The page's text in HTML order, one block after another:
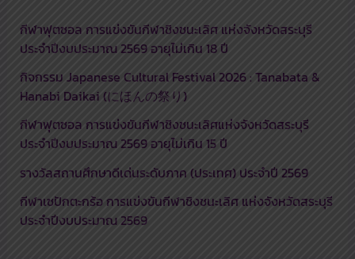
กีฬาฟุตซอล การแข่งขันกีฬาชิงชนะเลิศ แห่งจังหวัดสระบุรี
ประจำปีงบประมาณ 2569 อายุไม่เกิน 18 ปี
กิจกรรม Japanese Cultural Festival 2026 : Tanabata &
Hanabi Daikai (にほんの祭り)
กีฬาฟุตซอล การแข่งขันกีฬาชิงชนะเลิศแห่งจังหวัดสระบุรี
ประจำปีงบประมาณ 2569 อายุไม่เกิน 15 ปี
รางวัลสถานศึกษาดีเด่นระดับภาค (ประเทศ) ประจำปี 2569
กีฬาเซปักตะกร้อ การแข่งขันกีฬาชิงชนะเลิศ แห่งจังหวัดสระบุรี
ประจำปีงบประมาณ 2569